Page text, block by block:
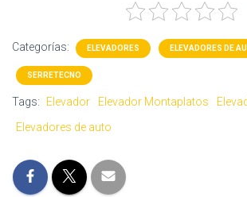
Categorías: ELEVADORES ELEVADORES DE
SERRETECNO
Tags: Elevador Elevador Montaplatos
Elevadores de auto